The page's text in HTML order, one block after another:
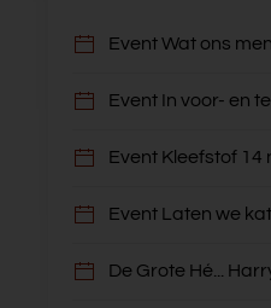
Event Wat ons
Event In voor- en
Event Kleefstof 14
Event Laten we
De Grote Hé...